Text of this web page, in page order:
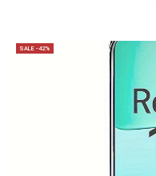
SALE -42%